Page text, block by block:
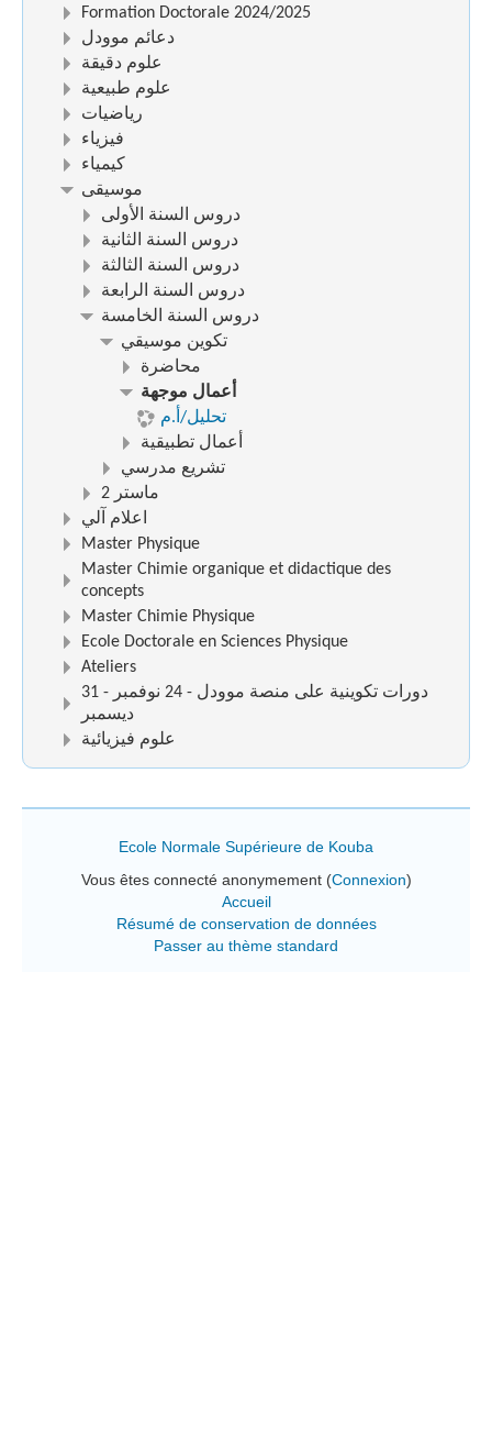
Formation Doctorale 2024/2025
دعائم موودل
علوم دقيقة
علوم طبيعية
رياضيات
فيزياء
كيمياء
موسيقى
دروس السنة الأولى
دروس السنة الثانية
دروس السنة الثالثة
دروس السنة الرابعة
دروس السنة الخامسة
تكوين موسيقي
محاضرة
أعمال موجهة
تحليل/أ.م
أعمال تطبيقية
تشريع مدرسي
ماستر 2
اعلام آلي
Master Physique
Master Chimie organique et didactique des
concepts
Master Chimie Physique
Ecole Doctorale en Sciences Physique
Ateliers
دورات تكوينية على منصة موودل - 24 نوفمبر - 31
ديسمبر
علوم فيزيائية
Ecole Normale Supérieure de Kouba
Vous êtes connecté anonymement (Connexion)
Accueil
Résumé de conservation de données
Passer au thème standard